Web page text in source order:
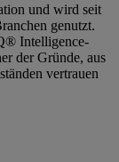
und wird seit
genutzt.
Intelligence-
der Gründe, aus
vertrauen